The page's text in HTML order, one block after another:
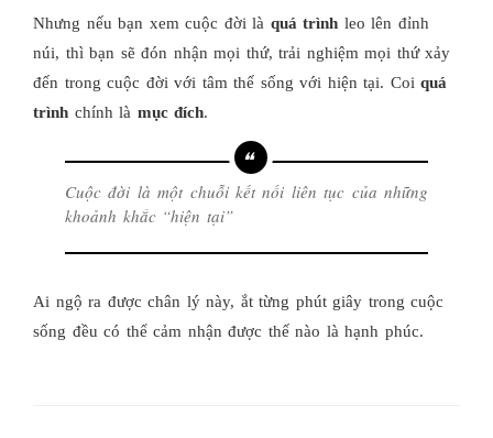
Nhưng nếu bạn xem cuộc đời là quá trình leo lên đỉnh
núi, thì bạn sẽ đón nhận mọi thứ, trải nghiệm mọi thứ xảy
đến trong cuộc đời với tâm thế sống với hiện tại. Coi quá
trình chính là mục đích.
Cuộc đời là một chuỗi kết nối liên tục của những
khoảnh khắc “hiện tại”
Ai ngộ ra được chân lý này, ắt từng phút giây trong cuộc
sống đều có thể cảm nhận được thế nào là hạnh phúc.